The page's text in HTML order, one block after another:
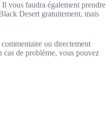
vous faudra également prendre
Desert gratuitement, mais
ou directement
cas de problème, vous pouvez